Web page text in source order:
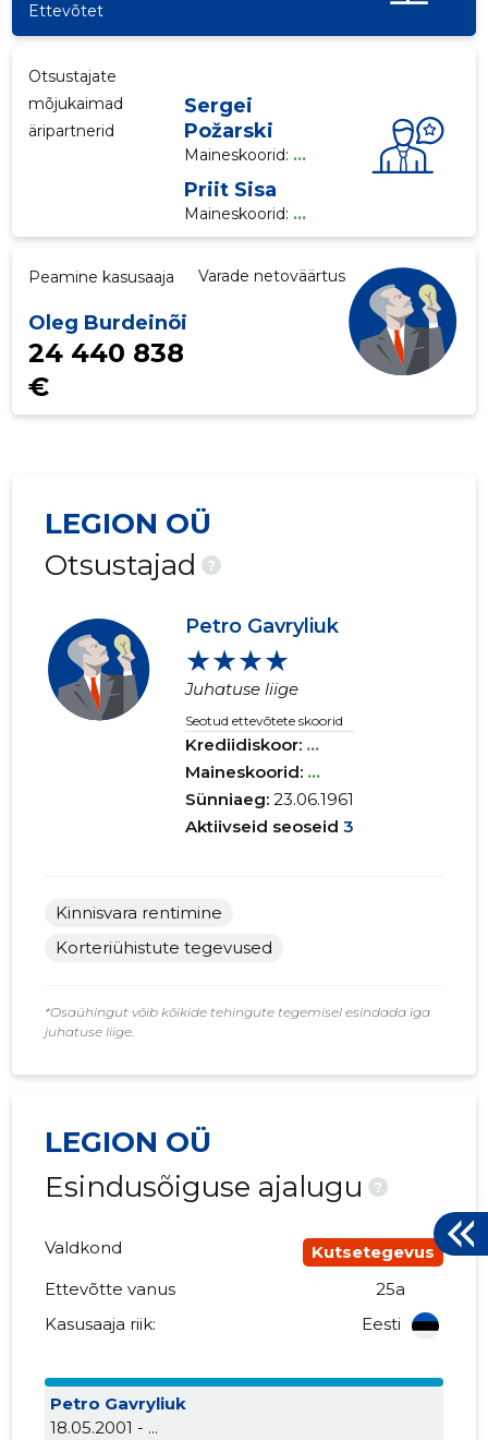
Ettevõtet
Otsustajate
mõjukaimad
äripartnerid
Sergei
Požarski
Maineskoorid: ...
Priit Sisa
Maineskoorid: ...
Peamine kasusaaja
Oleg Burdeinõi
Varade netoväärtus
24 440 838
€
LEGION OÜ
Otsustajad
?
Petro Gavryliuk
★★★★
Juhatuse liige
Seotud ettevõtete skoorid
Krediidiskoor: ...
Maineskoorid: ...
Sünniaeg:23.06.1961
Aktiivseid seoseid 3
Kinnisvara rentimine
Korteriühistute tegevused
*Osaühingut võib kõikide tehingute tegemisel esindada iga
juhatuse liige.
LEGION OÜ
Esindusõiguse ajalugu
?
Valdkond
Kutsetegevus
Ettevõtte vanus
25a
Kasusaaja riik:
Eesti
Petro Gavryliuk
18.05.2001 - ...